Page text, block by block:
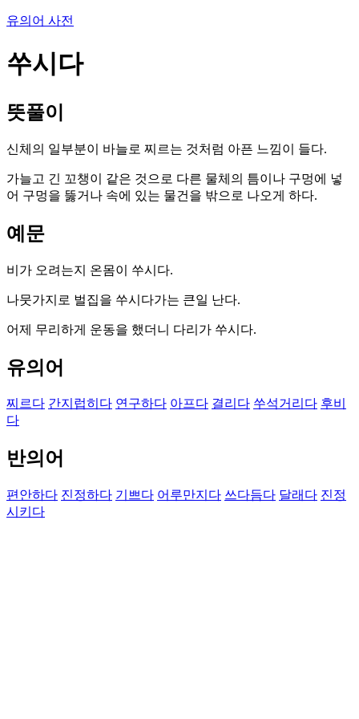
유의어 사전
쑤시다
뜻풀이
신체의 일부분이 바늘로 찌르는 것처럼 아픈 느낌이 들다.
가늘고 긴 꼬챙이 같은 것으로 다른 물체의 틈이나 구멍에 넣
어 구멍을 뚫거나 속에 있는 물건을 밖으로 나오게 하다.
예문
비가 오려는지 온몸이 쑤시다.
나뭇가지로 벌집을 쑤시다가는 큰일 난다.
어제 무리하게 운동을 했더니 다리가 쑤시다.
유의어
찌르다 간지럽히다 연구하다 아프다 결리다 쑤석거리다 후비
다
반의어
편안하다 진정하다 기쁘다 어루만지다 쓰다듬다 달래다 진정
시키다